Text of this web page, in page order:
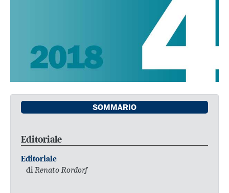
SOMMARIO
Editoriale
Editoriale
diRenato Rordorf